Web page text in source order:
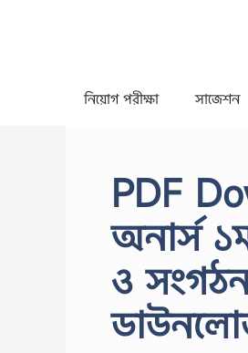
নিয়োগ পরীক্ষা সাজেশন
PDF
অনার্স
ও